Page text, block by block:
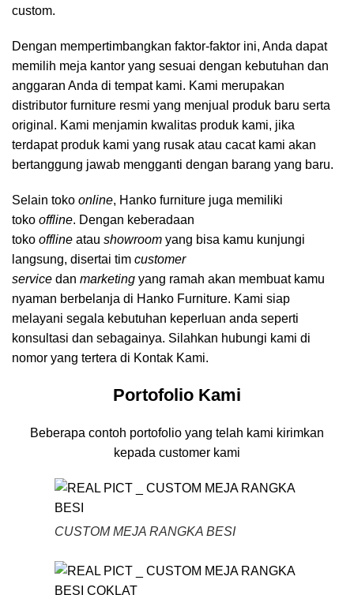
custom.
Dengan mempertimbangkan faktor-faktor ini, Anda dapat
memilih meja kantor yang sesuai dengan kebutuhan dan
anggaran Anda di tempat kami. Kami merupakan
distributor furniture resmi yang menjual produk baru serta
original. Kami menjamin kwalitas produk kami, jika
terdapat produk kami yang rusak atau cacat kami akan
bertanggung jawab mengganti dengan barang yang baru.
Selain toko online, Hanko furniture juga memiliki
toko offline. Dengan keberadaan
toko offline atau showroom yang bisa kamu kunjungi
langsung, disertai tim customer
service dan marketing yang ramah akan membuat kamu
nyaman berbelanja di Hanko Furniture. Kami siap
melayani segala kebutuhan keperluan anda seperti
konsultasi dan sebagainya. Silahkan hubungi kami di
nomor yang tertera di Kontak Kami.
Portofolio Kami
Beberapa contoh portofolio yang telah kami kirimkan
kepada customer kami
CUSTOM MEJA RANGKA BESI